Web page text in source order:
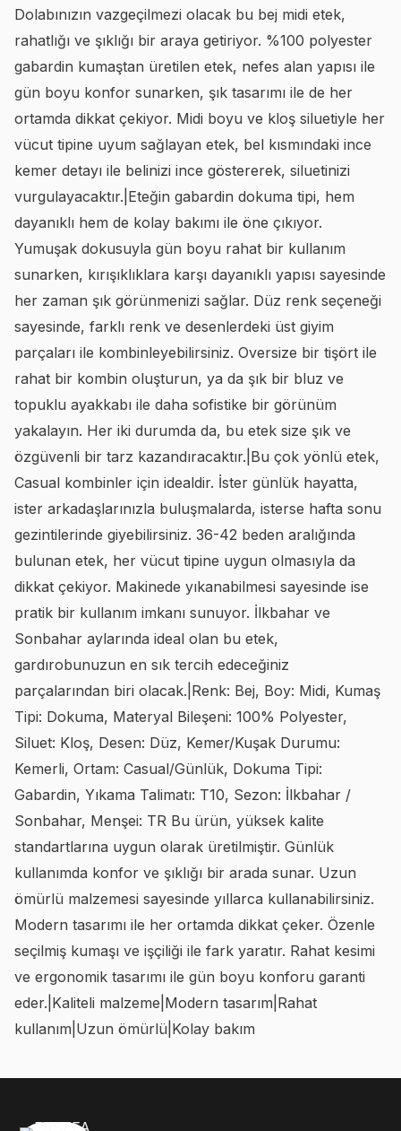
Dolabınızın vazgeçilmezi olacak bu bej midi etek,
rahatlığı ve şıklığı bir araya getiriyor. %100 polyester
gabardin kumaştan üretilen etek, nefes alan yapısı ile
gün boyu konfor sunarken, şık tasarımı ile de her
ortamda dikkat çekiyor. Midi boyu ve kloş siluetiyle her
vücut tipine uyum sağlayan etek, bel kısmındaki ince
kemer detayı ile belinizi ince göstererek, siluetinizi
vurgulayacaktır.|Eteğin gabardin dokuma tipi, hem
dayanıklı hem de kolay bakımı ile öne çıkıyor.
Yumuşak dokusuyla gün boyu rahat bir kullanım
sunarken, kırışıklıklara karşı dayanıklı yapısı sayesinde
her zaman şık görünmenizi sağlar. Düz renk seçeneği
sayesinde, farklı renk ve desenlerdeki üst giyim
parçaları ile kombinleyebilirsiniz. Oversize bir tişört ile
rahat bir kombin oluşturun, ya da şık bir bluz ve
topuklu ayakkabı ile daha sofistike bir görünüm
yakalayın. Her iki durumda da, bu etek size şık ve
özgüvenli bir tarz kazandıracaktır.|Bu çok yönlü etek,
Casual kombinler için idealdir. İster günlük hayatta,
ister arkadaşlarınızla buluşmalarda, isterse hafta sonu
gezintilerinde giyebilirsiniz. 36-42 beden aralığında
bulunan etek, her vücut tipine uygun olmasıyla da
dikkat çekiyor. Makinede yıkanabilmesi sayesinde ise
pratik bir kullanım imkanı sunuyor. İlkbahar ve
Sonbahar aylarında ideal olan bu etek,
gardırobunuzun en sık tercih edeceğiniz
parçalarından biri olacak.|Renk: Bej, Boy: Midi, Kumaş
Tipi: Dokuma, Materyal Bileşeni: 100% Polyester,
Siluet: Kloş, Desen: Düz, Kemer/Kuşak Durumu:
Kemerli, Ortam: Casual/Günlük, Dokuma Tipi:
Gabardin, Yıkama Talimatı: T10, Sezon: İlkbahar /
Sonbahar, Menşei: TR Bu ürün, yüksek kalite
standartlarına uygun olarak üretilmiştir. Günlük
kullanımda konfor ve şıklığı bir arada sunar. Uzun
ömürlü malzemesi sayesinde yıllarca kullanabilirsiniz.
Modern tasarımı ile her ortamda dikkat çeker. Özenle
seçilmiş kumaşı ve işçiliği ile fark yaratır. Rahat kesimi
ve ergonomik tasarımı ile gün boyu konforu garanti
eder.|Kaliteli malzeme|Modern tasarım|Rahat
kullanım|Uzun ömürlü|Kolay bakım